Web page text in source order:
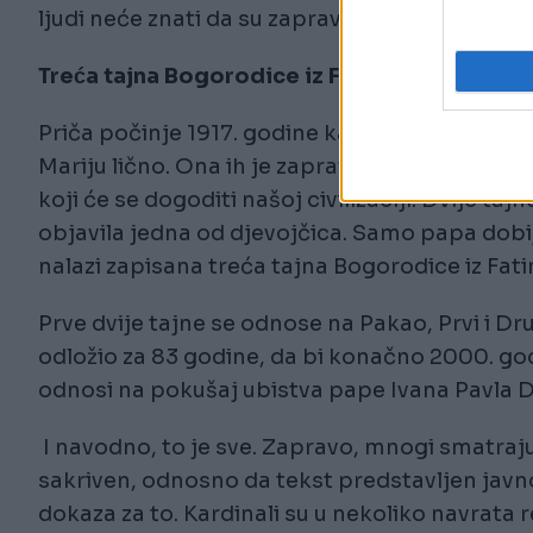
ljudi neće znati da su zapravo u službi
Treća tajna Bogorodice iz Fatime
Priča počinje 1917. godine kada su u
Mariju lično. Ona ih je zapravo posjetila
koji će se dogoditi našoj civilizaciji. Dvije
objavila jedna od djevojčica. Samo papa
nalazi zapisana treća tajna Bogorodice iz
Prve dvije tajne se odnose na Pakao, Prvi i
odložio za 83 godine, da bi konačno 2000.
odnosi na pokušaj ubistva pape Ivana Pavla
I navodno, to je sve. Zapravo, mnogi
sakriven, odnosno da tekst predstavljen
dokaza za to. Kardinali su u nekoliko